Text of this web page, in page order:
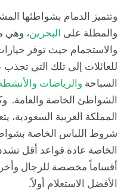
وتتميز الدمام بشواطئها
والمطلة على
البحرين، وهي
والاستجمام حيث توفر
للعائلات إلى تلك التي
السباحة والرياضات والأنشطة
الشواطئ الخاصة
المملكة العربية السعودية،
شروط اللباس الخاصة
الخاصة عادة قواعد أقل
أقساماً مخصصة للرجال
الأفضل الاستعلام أولاً.